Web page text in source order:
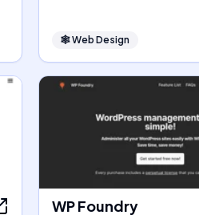
🕸Web Design
WP Foundry